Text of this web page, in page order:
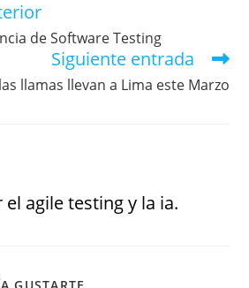
de Software Testing
Siguiente entrada
llamas llevan a Lima este Marzo
agile testing y la ia.